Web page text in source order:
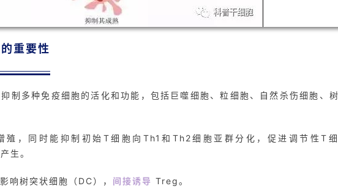
重要性
制多种免疫细胞的活化和功能，包括巨噬细胞、粒细胞、自然杀伤细胞、
殖，同时能抑制初始T细胞向Th1和Th2细胞亚群分化，促进调节性T
生。
响树突状细胞（DC）， 间接诱导 Treg。